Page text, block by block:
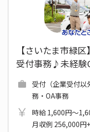
【さいたま市緑
受付事務♪未経験
受付（企業受付以
務・OA事務
時給 1,600円～
月収例 256,000円